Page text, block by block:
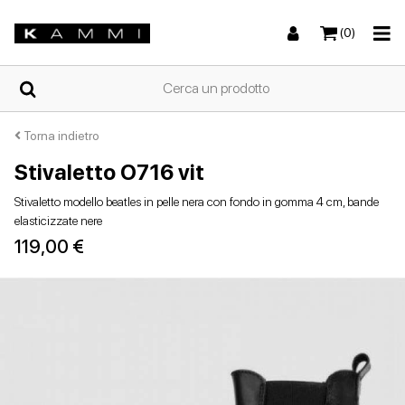
(0)
HOME
CHI
SIAMO
NEGOZI
SneakersSandali bassi
SneakersStivali e stivaletti
Torna indietro
Stivaletto O716 vit
Stivaletto modello beatles in pelle nera con fondo in gomma 4 cm, bande
elasticizzate nere
119,00 €